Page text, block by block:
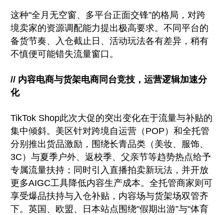
这种"全月无空窗、多平台正面交锋”的格局，对跨
境卖家的资源调配能力提出极高要求。不同平台的
备货节奏、入仓截止日、活动玩法各有差异，稍有
不慎便可能错失流量窗口。
// 内容电商与货架电商同台竞技，运营逻辑加速分
化
TikTok Shop此次大促的突出变化在于流量与补贴的
集中倾斜。美区针对跨境自运营（POP）和全托管
分别推出货品激励，围绕长青品类（美妆、服饰、
3C）与夏季户外、返校季、父亲节等趋势热点给予
专属流量扶持；同时引入直播拍卖新玩法，并开放
更多AIGC工具降低内容生产成本。全托管商家则可
享受爆品扶持与入仓补贴，内容场与货架场双管齐
下。英国、欧盟、日本站点围绕"假期出游”与"体育